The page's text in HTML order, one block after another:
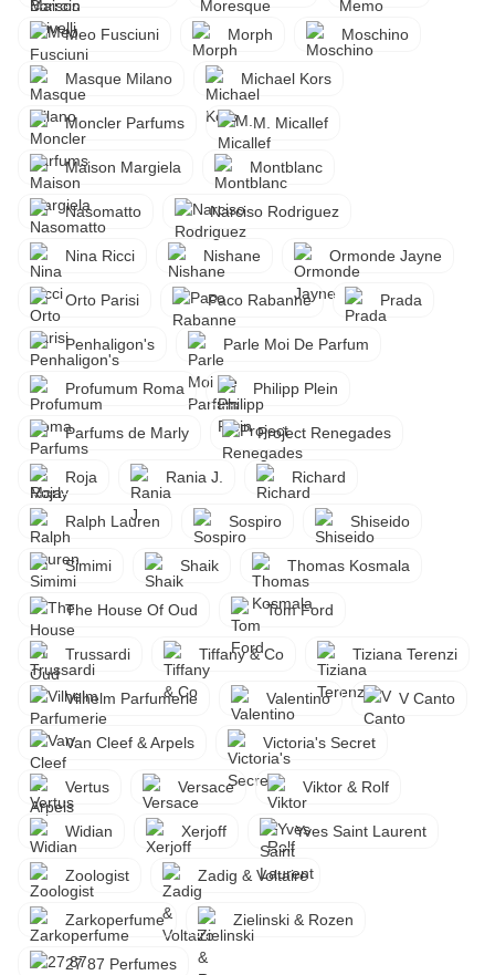
Meo Fusciuni Morph Moschino
Masque Milano Michael Kors
Moncler Parfums M. Micallef
Maison Margiela Montblanc
Nasomatto Narciso Rodriguez
Nina Ricci Nishane Ormonde Jayne
Orto Parisi Paco Rabanne Prada
Penhaligon's Parle Moi De Parfum
Profumum Roma Philipp Plein
Parfums de Marly Project Renegades
Roja Rania J. Richard
Ralph Lauren Sospiro Shiseido
Simimi Shaik Thomas Kosmala
The House Of Oud Tom Ford
Trussardi Tiffany & Co Tiziana Terenzi
Vilhelm Parfumerie Valentino V Canto
Van Cleef & Arpels Victoria's Secret
Vertus Versace Viktor & Rolf
Widian Xerjoff Yves Saint Laurent
Zoologist Zadig & Voltaire
Zarkoperfume Zielinski & Rozen
27 87 Perfumes